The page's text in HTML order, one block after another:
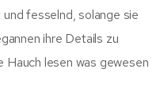
fesselnd, solange sie
ihre Details zu
Hauch lesen was gewesen